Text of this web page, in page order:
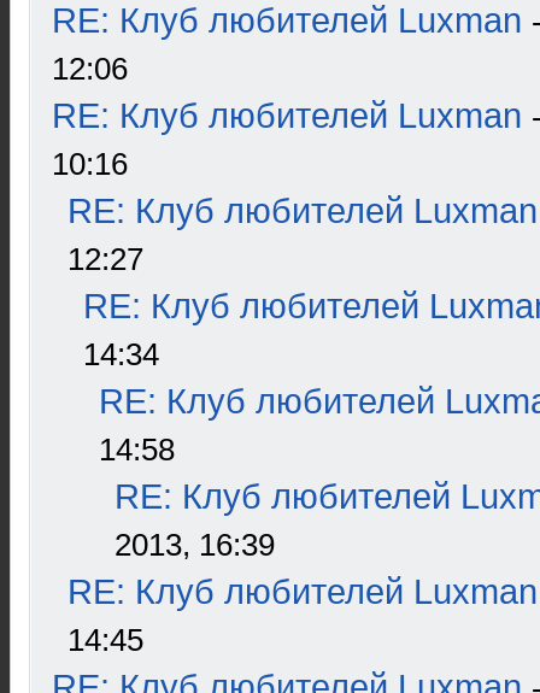
RE: Клуб любителей Luxman
12:06
RE: Клуб любителей Luxman
10:16
RE: Клуб любителей Luxman
12:27
RE: Клуб любителей
14:34
RE: Клуб любителей
14:58
RE: Клуб любителей
2013, 16:39
RE: Клуб любителей Luxman
14:45